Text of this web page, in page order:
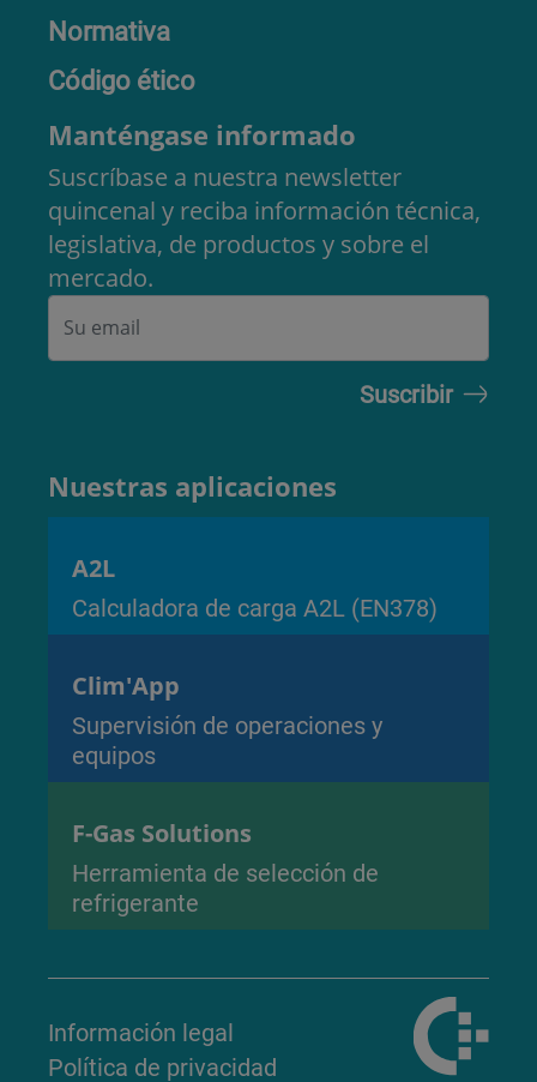
Normativa
Código ético
Manténgase informado
Suscríbase a nuestra newsletter
quincenal y reciba información técnica,
legislativa, de productos y sobre el
mercado.
Nuestras aplicaciones
A2L
Calculadora de carga A2L (EN378)
Clim'App
Supervisión de operaciones y
equipos
F-Gas Solutions
Herramienta de selección de
refrigerante
Información legal
Política de privacidad